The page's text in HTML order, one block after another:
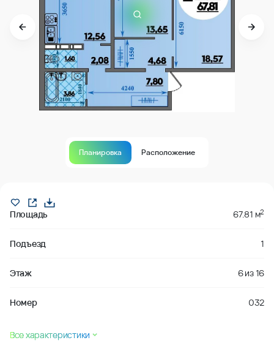
Планировка Расположение
Площадь 67.81 м2
Подъезд 1
Этаж 6из16
Номер 032
Все характеристики